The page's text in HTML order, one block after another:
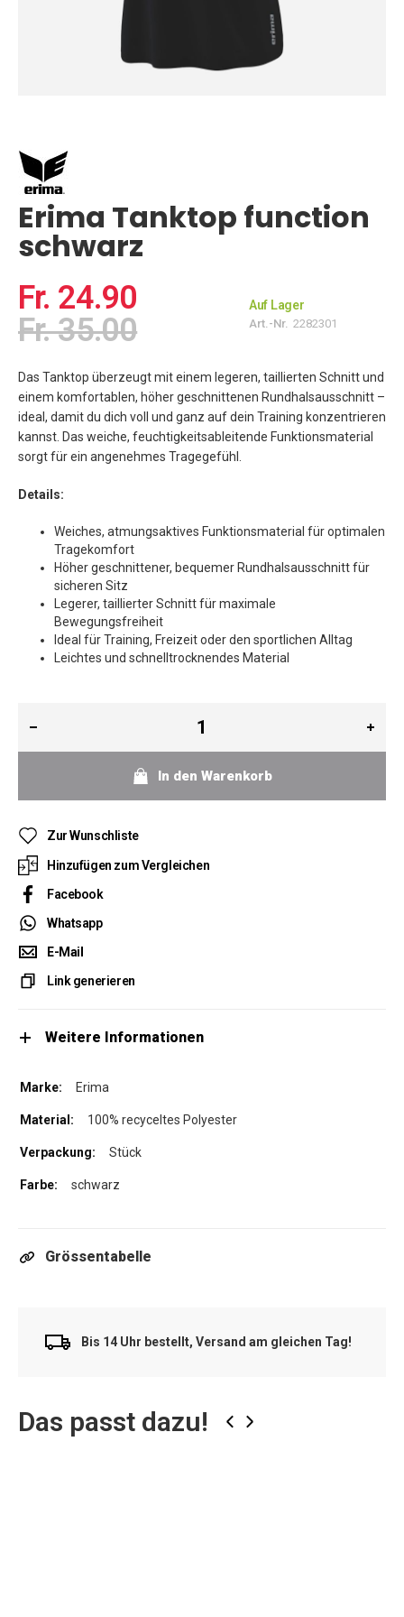
Bildgalerie
springen
Erima Tanktop function
schwarz
Fr. 24.90
Fr. 35.00
Auf Lager
Art.-Nr. 2282301
Das Tanktop überzeugt mit einem legeren, taillierten Schnitt und
einem komfortablen, höher geschnittenen Rundhalsausschnitt –
ideal, damit du dich voll und ganz auf dein Training konzentrieren
kannst. Das weiche, feuchtigkeitsableitende Funktionsmaterial
sorgt für ein angenehmes Tragegefühl.
Details:
Weiches, atmungsaktives Funktionsmaterial für optimalen
Tragekomfort
Höher geschnittener, bequemer Rundhalsausschnitt für
sicheren Sitz
Legerer, taillierter Schnitt für maximale
Bewegungsfreiheit
Ideal für Training, Freizeit oder den sportlichen Alltag
Leichtes und schnelltrocknendes Material
In den Warenkorb
Zur Wunschliste
Hinzufügen zum Vergleichen
Facebook
Whatsapp
E-Mail
Link generieren
Weitere Informationen
Erima
100% recyceltes Polyester
Stück
schwarz
Grössentabelle
Bis 14 Uhr bestellt, Versand am gleichen Tag!
Das passt dazu! ‹ ›